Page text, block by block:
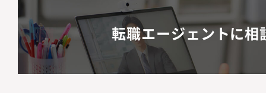
転職エージェントに相